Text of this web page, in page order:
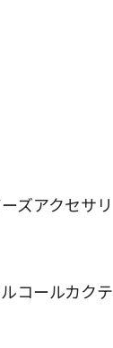
ズアクセサリ
コールカクテ